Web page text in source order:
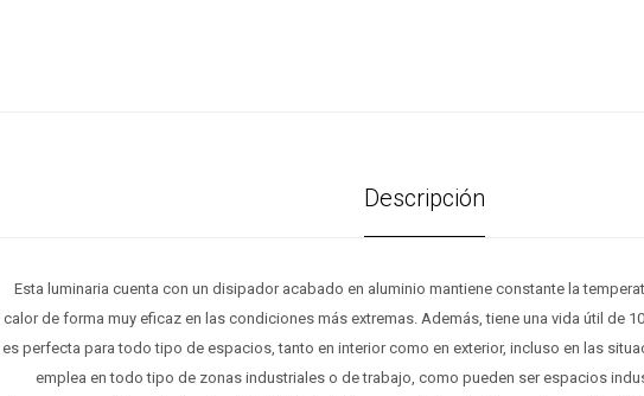
Descripción
Esta luminaria cuenta con un disipador acabado en aluminio mantiene constante la
calor de forma muy eficaz en las condiciones más extremas. Además, tiene una vida útil de
es perfecta para todo tipo de espacios, tanto en interior como en exterior, incluso en las
emplea en todo tipo de zonas industriales o de trabajo, como pueden ser espacios